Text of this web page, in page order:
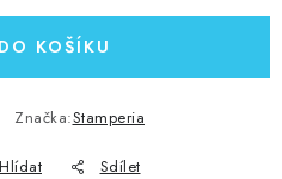
KOŠÍKU
Značka:Stamperia
Hlídat Sdílet